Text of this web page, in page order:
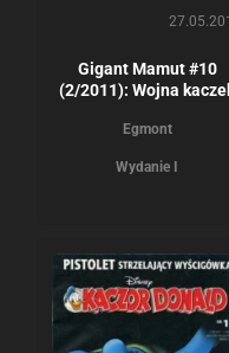
Gigant Mamut #10
(2/2011): Wojna
Egmont
Wydanie I